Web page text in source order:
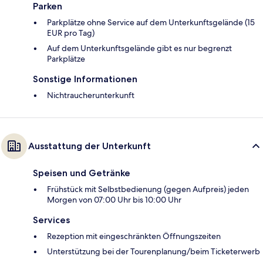
Parken
Parkplätze ohne Service auf dem Unterkunftsgelände (15
EUR pro Tag)
Auf dem Unterkunftsgelände gibt es nur begrenzt
Parkplätze
Sonstige Informationen
Nichtraucherunterkunft
Ausstattung der Unterkunft
Speisen und Getränke
Frühstück mit Selbstbedienung (gegen Aufpreis) jeden
Morgen von 07:00 Uhr bis 10:00 Uhr
Services
Rezeption mit eingeschränkten Öffnungszeiten
Unterstützung bei der Tourenplanung/beim Ticketerwerb